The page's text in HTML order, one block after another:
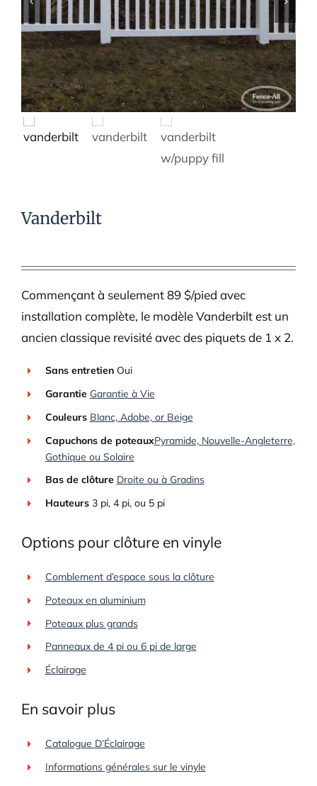
Vanderbilt
Commençant à seulement 89 $/pied avec
installation complète, le modèle Vanderbilt est un
ancien classique revisité avec des piquets de 1 x 2.
Sans entretienOui
Garantie Garantie à Vie
Couleurs Blanc, Adobe, or Beige
Capuchons de poteauxPyramide, Nouvelle-Angleterre,
Gothique ou Solaire
Bas de clôture Droite ou à Gradins
Hauteurs 3 pi, 4 pi, ou 5 pi
Options pour clôture en vinyle
Comblement d’espace sous la clôture
Poteaux en aluminium
Poteaux plus grands
Panneaux de 4 pi ou 6 pi de large
Éclairage
En savoir plus
Catalogue D’Éclairage
Informations générales sur le vinyle